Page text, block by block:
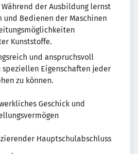
der Ausbildung lernst
und Bedienen der Maschinen
Kunststoffe.
und anspruchsvoll
Eigenschaften jeder
zu können.
Geschick und
Hauptschulabschluss